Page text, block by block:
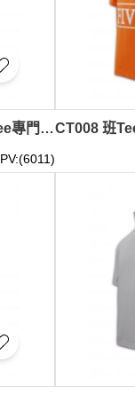
CT009 班Tee訂購 班Tee專門店hk 班Tee批發
PV:(6011)